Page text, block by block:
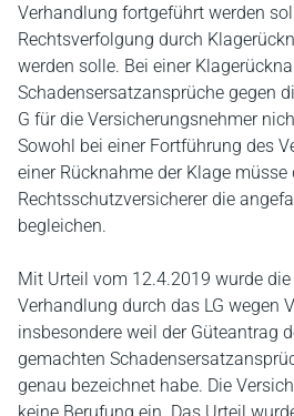
Verhandlung fortgeführt werden
Rechtsverfolgung durch
werden solle. Bei einer
Schadensersatzansprüche gegen
G für die Versicherungsnehmer
Sowohl bei einer Fortführung des
einer Rücknahme der Klage müsse
Rechtsschutzversicherer die
begleichen.
Mit Urteil vom 12.4.2019 wurde
Verhandlung durch das LG wegen
insbesondere weil der Güteantrag
gemachten
genau bezeichnet habe. Die